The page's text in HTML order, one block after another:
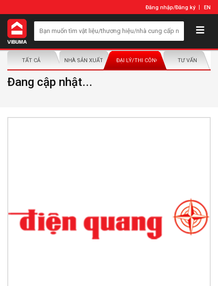
Đăng nhập/Đăng ký EN
TẤT CẢ NHÀ SẢN XUẤT/NHÀ PHÂN PHỐIĐẠI LÝ/THI CÔNG LẮP ĐẶTTƯ VẤN
Đang cập nhật...